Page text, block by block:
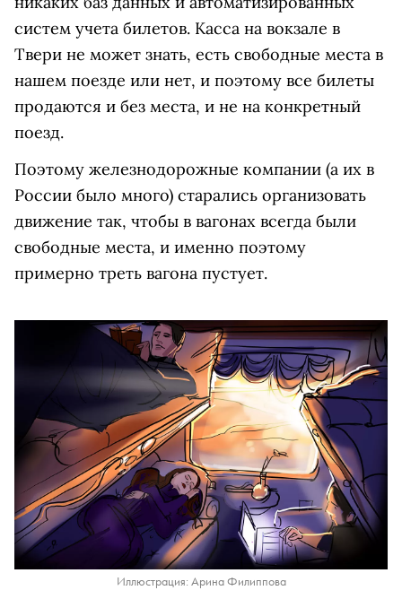
систем учета билетов. Касса на вокзале в
Твери не может знать, есть свободные места в
нашем поезде или нет, и поэтому все билеты
продаются и без места, и не на конкретный
поезд.
Поэтому железнодорожные компании (а их в
России было много) старались организовать
движение так, чтобы в вагонах всегда были
свободные места, и именно поэтому
примерно треть вагона пустует.
Иллюстрация: Арина Филиппова